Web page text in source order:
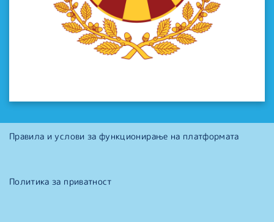
Правила и услови за функционирање на платформата
Политика за приватност